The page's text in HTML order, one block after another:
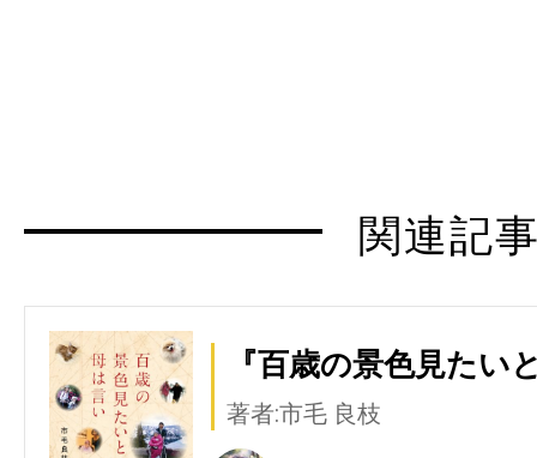
関連記
『百歳の景色見たい
著者:市毛 良枝